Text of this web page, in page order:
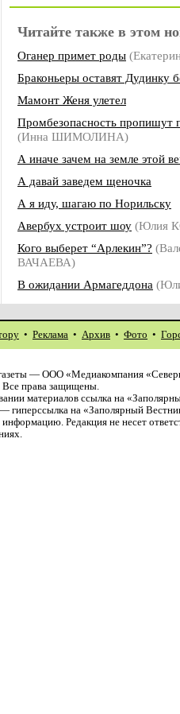
Читайте также в этом
Оганер примет роды
Браконьеры оставят Дудинку
Мамонт Женя улетел
Промбезопасность пропишут
(Инна ШИМОЛИНА)
А иначе зачем на земле этой
А давай заведем щеночка
А я иду, шагаю по Норильску
Авербух устроит шоу (Юлия
Кого выберет “Арлекин”?
ВАЧАЕВА)
В ожидании Армагеддона
• Реклама • Архив • Фото •
— ООО «Медиакомпания
права защищены.
материалов ссылка на
гиперссылка на «Заполярный
Редакция не несет